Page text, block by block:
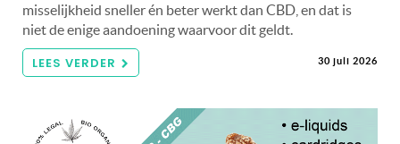
misselijkheid sneller én beter werkt dan CBD, en dat is
niet de enige aandoening waarvoor dit geldt.
LEES VERDER 30 juli 2026